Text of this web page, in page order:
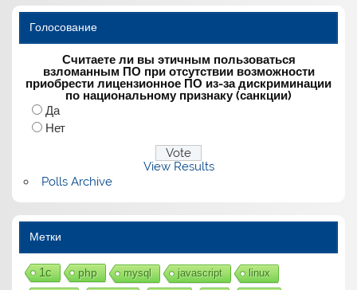
Голосование
Считаете ли вы этичным пользоваться
взломанным ПО при отсутствии возможности
приобрести лицензионное ПО из-за дискриминации
по национальному признаку (санкции)
Да
Нет
View Results
Polls Archive
Метки
1с php mysql javascript linux